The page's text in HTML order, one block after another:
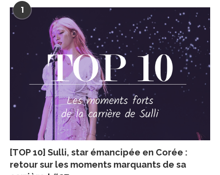
1
[TOP 10] Sulli, star émancipée en Corée :
retour sur les moments marquants de sa